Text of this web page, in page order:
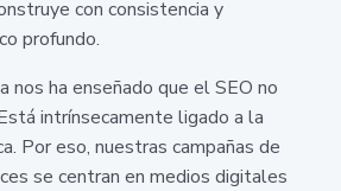
con consistencia y
profundo.
nos ha enseñado que el SEO no
intrínsecamente ligado a la
Por eso, nuestras campañas de
se centran en medios digitales